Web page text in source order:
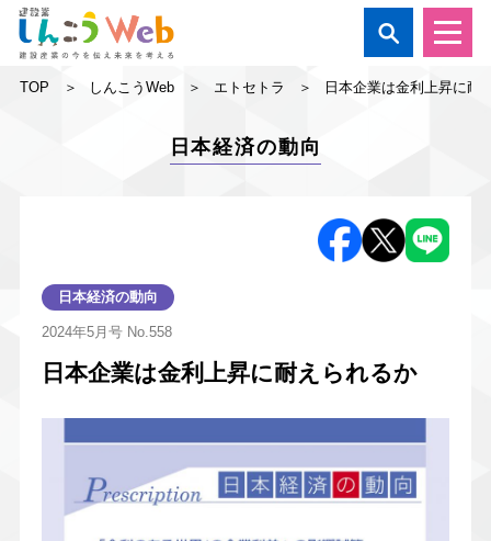

TOP しんこうWeb エトセトラ 日本企業は金利上昇に耐
日本経済の動向
日本経済の動向
2024年5月号No.558
日本企業は金利上昇に耐えられるか